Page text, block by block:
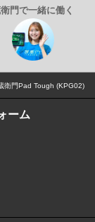
衛門Pad Tough (KPG02)
ーム